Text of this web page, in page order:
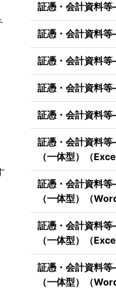
証憑・会計資料
証憑・会計資料
証憑・会計資料
証憑・会計資料
証憑・会計資料
証憑・会計資料
（一体型）（
証憑・会計資料
（一体型）（
証憑・会計資料
（一体型）（
証憑・会計資料
（一体型）（